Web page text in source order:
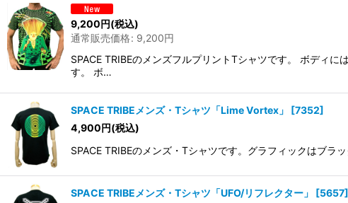
9,200円(税込)
通常販売価格: 9,200円
SPACE TRIBEのメンズフルプリントTシャツです。 ボディ
す。 ボ…
SPACE TRIBEメンズ・Tシャツ「Lime Vortex」 [7352]
4,900円(税込)
SPACE TRIBEのメンズ・Tシャツです。グラフィックはブラ
SPACE TRIBEメンズ・Tシャツ「UFO/リフレクター」 [5657]